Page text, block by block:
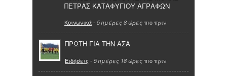
ΠΕΤΡΑΣ ΚΑΤΑΦΥΓΙΟΥ ΑΓΡΑΦΩΝ
Κοινωνικά- 5 ημέρες 8 ώρες πιο πριν
ΠΡΩΤΗ ΓΙΑ ΤΗΝ ΑΣΑ
Ειδήσεις - 5 ημέρες 18 ώρες πιο πριν